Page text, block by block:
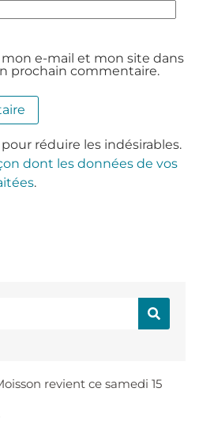
e-mail et mon site dans
prochain commentaire.
réduire les indésirables.
dont les données de vos
.
revient ce samedi 15